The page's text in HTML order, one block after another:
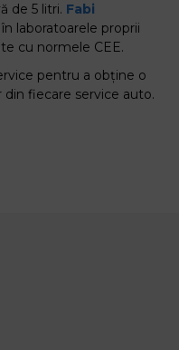
de 5 litri. Fabi
laboratoarele proprii
cu normele CEE.
pentru a obține o
fiecare service auto.